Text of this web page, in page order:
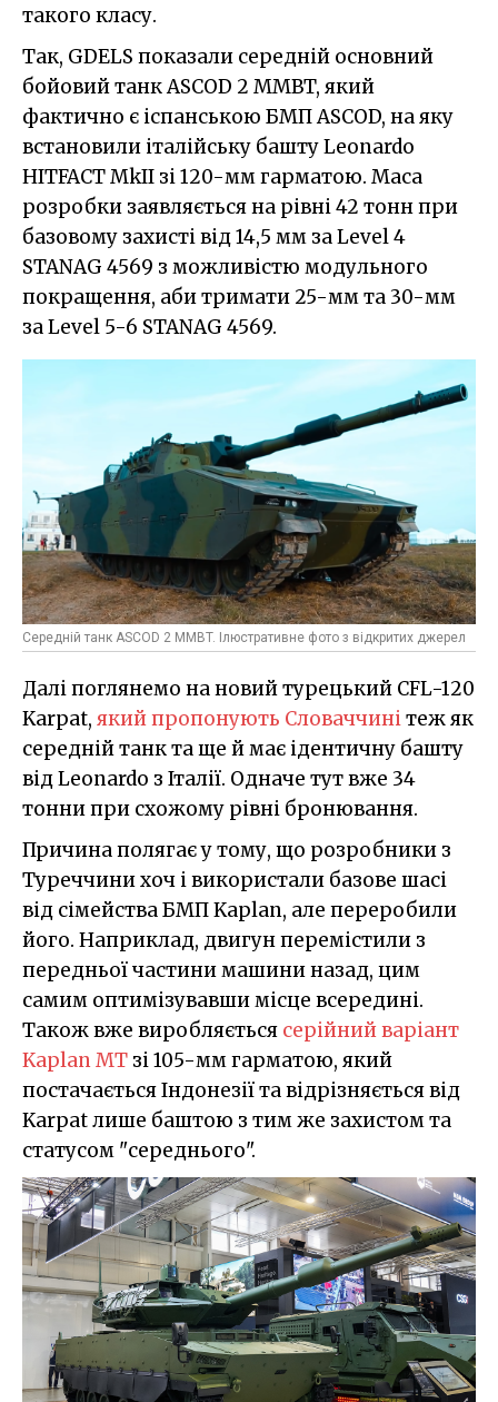
такого класу.
Так, GDELS показали середній основний
бойовий танк ASCOD 2 MMBT, який
фактично є іспанською БМП ASCOD, на яку
встановили італійську башту Leonardo
HITFACT MkII зі 120-мм гарматою. Маса
розробки заявляється на рівні 42 тонн при
базовому захисті від 14,5 мм за Level 4
STANAG 4569 з можливістю модульного
покращення, аби тримати 25-мм та 30-мм
за Level 5-6 STANAG 4569.
Середній танк ASCOD 2 MMBT. Ілюстративне фото з відкритих джерел
Далі поглянемо на новий турецький CFL-120
Karpat, який пропонують Словаччинітеж як
середній танк та ще й має ідентичну башту
від Leonardo з Італії. Одначе тут вже 34
тонни при схожому рівні бронювання.
Причина полягає у тому, що розробники з
Туреччини хоч і використали базове шасі
від сімейства БМП Kaplan, але переробили
його. Наприклад, двигун перемістили з
передньої частини машини назад, цим
самим оптимізувавши місце всередині.
Також вже виробляється серійний варіант
Kaplan MT зі 105-мм гарматою, який
постачається Індонезії та відрізняється від
Karpat лише баштою з тим же захистом та
статусом "середнього".